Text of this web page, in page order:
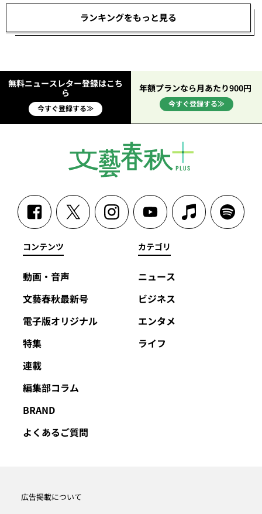
ランキングをもっと見る
無料ニュースレター登録はこち
ら
今すぐ登録する≫
年額プランなら月あたり900円
今すぐ登録する≫
コンテンツ
動画・音声
文藝春秋最新号
電子版オリジナル
特集
連載
編集部コラム
BRAND
よくあるご質問
カテゴリ
ニュース
ビジネス
エンタメ
ライフ
広告掲載について